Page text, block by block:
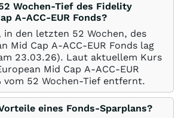
Wochen-Tief des Fidelity
A-ACC-EUR Fonds?
in den letzten 52 Wochen, des
Mid Cap A-ACC-EUR Fonds lag
23.03.26). Laut aktuellem Kurs
Mid Cap A-ACC-EUR
vom 52 Wochen-Tief entfernt.
eines Fonds-Sparplans?